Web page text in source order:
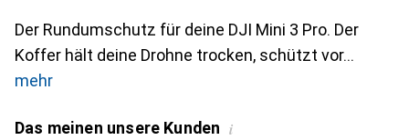
Der Rundumschutz für deine DJI Mini 3 Pro. Der
Koffer hält deine Drohne trocken, schützt vor
mehr
Das meinen unsere Kunden i